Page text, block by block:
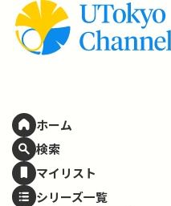
ホーム
検索
マイリスト
シリーズ一覧